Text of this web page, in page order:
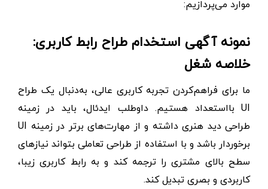
موارد می‌پردازیم:
نمونه آگهی استخدام طراح رابط کاربری:
خلاصه شغل
ما برای فراهم‌کردن تجربه کاربری عالی، به‌دنبال یک طراح
UI بااستعداد هستیم. داوطلب ایدئال، باید در زمینه
طراحی دید هنری داشته و از مهارت‌های برتر در زمینه UI
برخوردار باشد و با استفاده از طراحی تعاملی بتواند نیازهای
سطح بالای مشتری را ترجمه کند و به رابط کاربری زیبا،
کاربردی و بصری تبدیل کند.